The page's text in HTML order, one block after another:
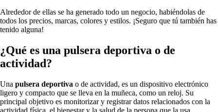
Alrededor de ellas se ha generado todo un negocio, habiéndolas de
todos los precios, marcas, colores y estilos. ¡Seguro que tú también has
tenido alguna!
¿Qué es una pulsera deportiva o de
actividad?
Una pulsera deportiva o de actividad, es un dispositivo electrónico
ligero y compacto que se lleva en la muñeca, como un reloj. Su
principal objetivo es monitorizar y registrar datos relacionados con la
actividad física, el bienestar y la salud de la persona que la usa.